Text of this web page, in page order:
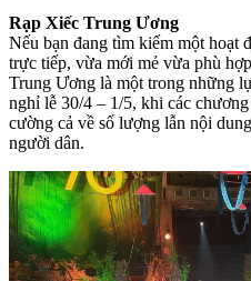
Rạp Xiếc Trung Ương
Nếu bạn đang tìm kiếm một hoạt
trực tiếp, vừa mới mẻ vừa phù
Trung Ương là một trong những
nghỉ lễ 30/4 – 1/5, khi các
cường cả về số lượng lẫn nội
người dân.